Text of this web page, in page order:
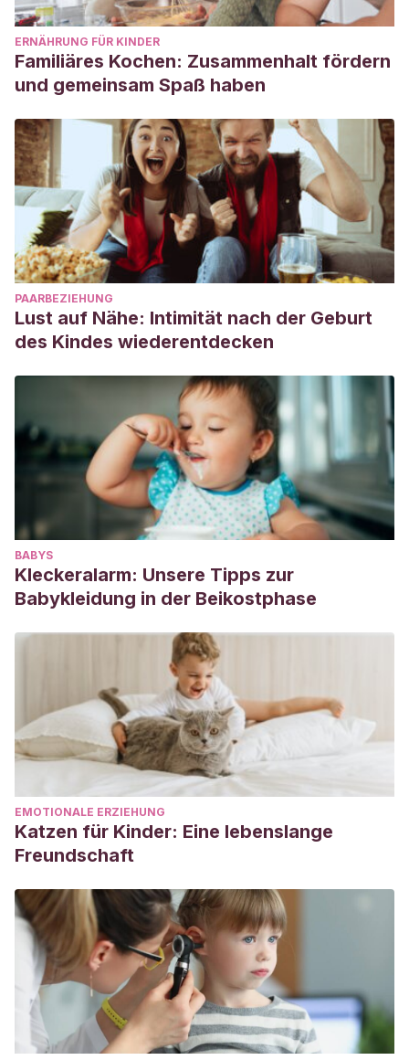
ERNÄHRUNG FÜR KINDER
Familiäres Kochen: Zusammenhalt fördern
und gemeinsam Spaß haben
PAARBEZIEHUNG
Lust auf Nähe: Intimität nach der Geburt
des Kindes wiederentdecken
BABYS
Kleckeralarm: Unsere Tipps zur
Babykleidung in der Beikostphase
EMOTIONALE ERZIEHUNG
Katzen für Kinder: Eine lebenslange
Freundschaft